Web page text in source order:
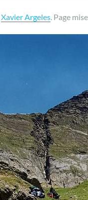
Xavier Argeles. Page